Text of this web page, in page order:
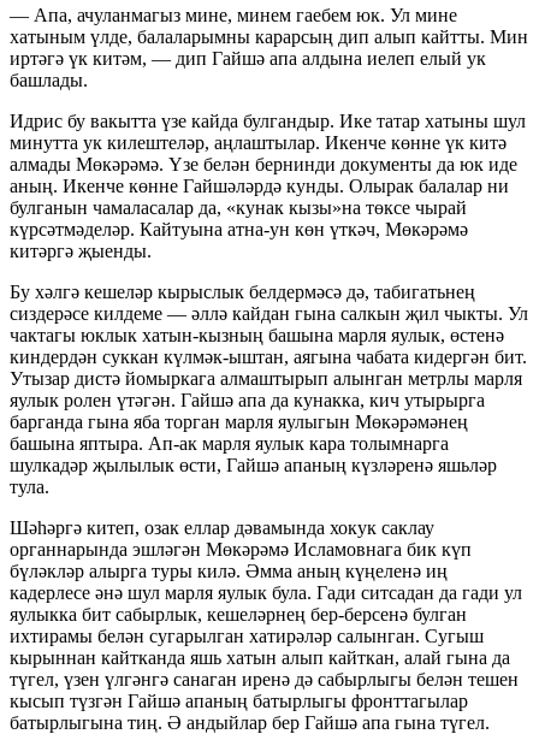
— Апа, ачуланмагыз мине, минем гаебем юк. Ул мине
хатыным үлде, балаларымны карарсың дип алып кайтты. Мин
иртәгә үк китәм, — дип Гайшә апа алдына иелеп елый ук
башлады.
Идрис бу вакытта үзе кайда булгандыр. Ике татар хатыны шул
минутта ук килештеләр, аңлаштылар. Икенче көнне үк китә
алмады Мөкәрәмә. Үзе белән бернинди документы да юк иде
аның. Икенче көнне Гайшәләрдә кунды. Олырак балалар ни
булганын чамаласалар да, «кунак кызы»на төксе чырай
күрсәтмәделәр. Кайтуына атна-ун көн үткәч, Мөкәрәмә
китәргә җыенды.
Бу хәлгә кешеләр кырыслык белдермәсә дә, табигатьнең
сиздерәсе килдеме — әллә кайдан гына салкын җил чыкты. Ул
чактагы юклык хатын-кызның башына марля яулык, өстенә
киндердән суккан күлмәк-ыштан, аягына чабата кидергән бит.
Утызар дистә йомыркага алмаштырып алынган метрлы марля
яулык ролен үтәгән. Гайшә апа да кунакка, кич утырырга
барганда гына яба торган марля яулыгын Мөкәрәмәнең
башына яптыра. Ап-ак марля яулык кара толымнарга
шулкадәр җылылык өсти, Гайшә апаның күзләренә яшьләр
тула.
Шәһәргә китеп, озак еллар дәвамында хокук саклау
органнарында эшләгән Мөкәрәмә Исламовнага бик күп
бүләкләр алырга туры килә. Әмма аның күңеленә иң
кадерлесе әнә шул марля яулык була. Гади ситсадан да гади ул
яулыкка бит сабырлык, кешеләрнең бер-берсенә булган
ихтирамы белән сугарылган хатирәләр салынган. Сугыш
кырыннан кайтканда яшь хатын алып кайткан, алай гына да
түгел, үзен үлгәнгә санаган иренә дә сабырлыгы белән тешен
кысып түзгән Гайшә апаның батырлыгы фронттагылар
батырлыгына тиң. Ә андыйлар бер Гайшә апа гына түгел.